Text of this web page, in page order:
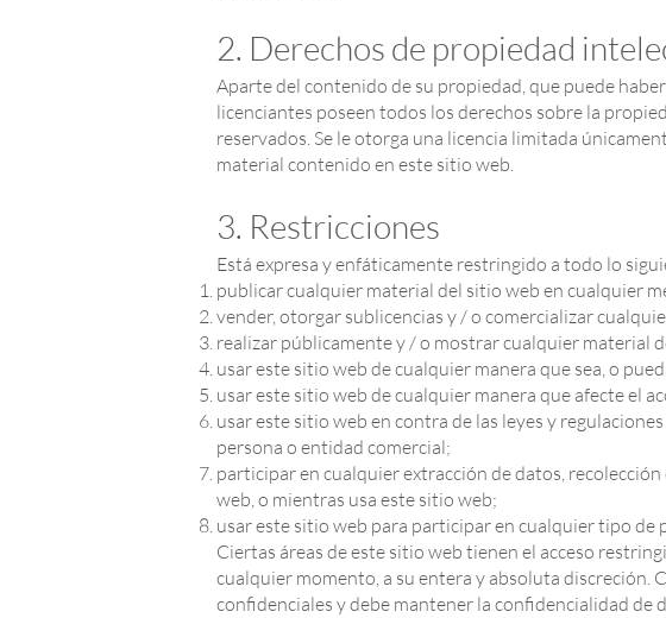
2. Derechos de propiedad
Aparte del contenido de su propiedad, que puede
licenciantes poseen todos los derechos sobre la
reservados. Se le otorga una licencia limitada
material contenido en este sitio web.
3. Restricciones
Está expresa y enfáticamente restringido a todo lo
publicar cualquier material del sitio web en cualquier
vender, otorgar sublicencias y / o comercializar
realizar públicamente y / o mostrar cualquier material
usar este sitio web de cualquier manera que sea, o
usar este sitio web de cualquier manera que afecte el
usar este sitio web en contra de las leyes y
persona o entidad comercial;
participar en cualquier extracción de datos,
web, o mientras usa este sitio web;
usar este sitio web para participar en cualquier tipo de
Ciertas áreas de este sitio web tienen el acceso
cualquier momento, a su entera y absoluta discreción.
confidenciales y debe mantener la confidencialidad de